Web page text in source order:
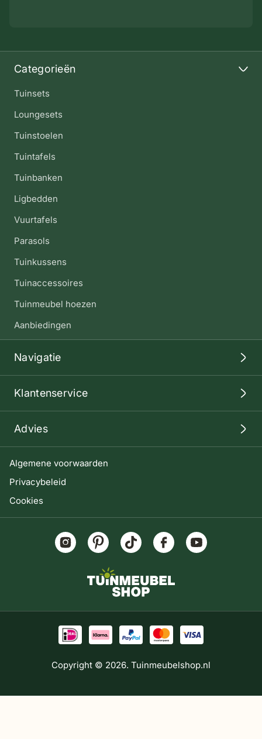
Algemene voorwaarden
Privacybeleid
Cookies
Categorieën
Tuinsets
Loungesets
Tuinstoelen
Tuintafels
Tuinbanken
Ligbedden
Vuurtafels
Parasols
Tuinkussens
Tuinaccessoires
Tuinmeubel hoezen
Aanbiedingen
Navigatie
Klantenservice
Advies
Copyright © 2026. Tuinmeubelshop.nl